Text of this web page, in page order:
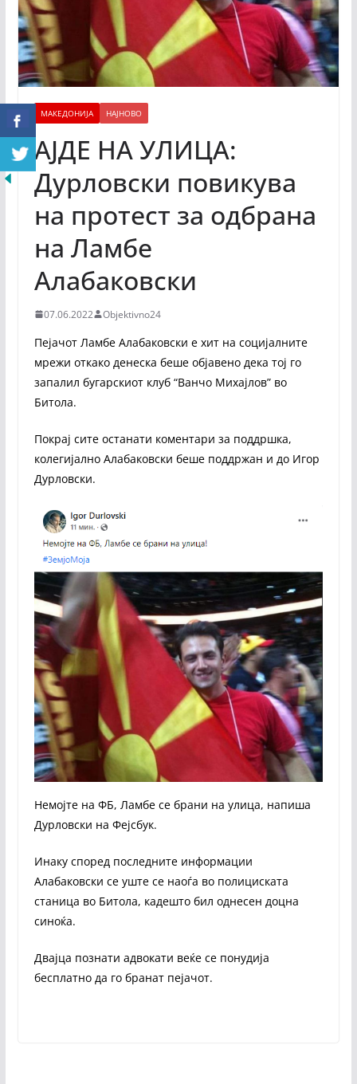
МАКЕДОНИЈА НАЈНОВО
АЈДЕ НА УЛИЦА:
Дурловски повикува
на протест за одбрана
на Ламбе
Алабаковски
07.06.2022 Objektivno24
Пејачот Ламбе Алабаковски е хит на социјалните
мрежи откако денеска беше објавено дека тој го
запалил бугарскиот клуб “Ванчо Михајлов” во
Битола.
Покрај сите останати коментари за поддршка,
колегијално Алабаковски беше поддржан и до Игор
Дурловски.
Немојте на ФБ, Ламбе се брани на улица, напиша
Дурловски на Фејсбук.
Инаку според последните информации
Алабаковски се уште се наоѓа во полициската
станица во Битола, кадешто бил однесен доцна
синоќа.
Двајца познати адвокати веќе се понудија
бесплатно да го бранат пејачот.